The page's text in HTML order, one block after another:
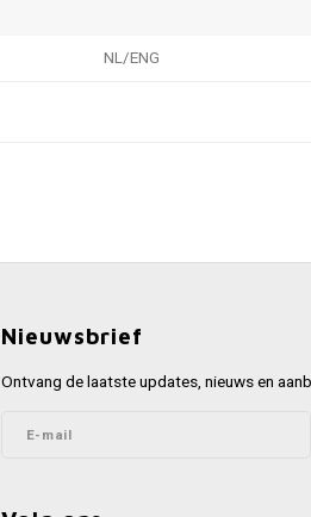
NL/ENG
Nieuwsbrief
Ontvang de laatste updates, nieuws en